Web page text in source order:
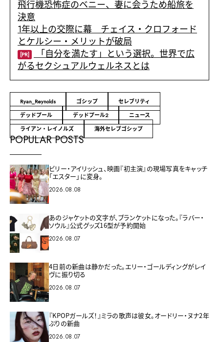
飛行機恐怖症のベニー、妻に会うため船旅を
決意
1年以上の交際に幕 チェイス・クロフォード
とケルシー・メリットが破局
[PR]
「自分を満たす」という選択。世界で広
がるセクシュアルウェルネスとは
Ryan_Reynolds ゴシップ
セレブリティ
デッドプール
デッドプール2
ニュース
ライアン・レイノルズ
海外セレブゴシップ
POPULAR POSTS
ビリー・アイリッシュ、映画『初主演』の現場写真をキャッチ
「エスター」に変身。
2026.08.08
あのジャケットの文字が、ブランケットになった。『ラバー・
ソウル』公式グッズ16型が予約開始
2026.08.07
4日前の新曲は静かだった。エリー・ゴールディングがレイ
ヴに振り切る
2026.08.07
『KPOPガールズ！』ミラの歌声は彼女。オードリー・ヌナ2年
ぶりの新曲
2026.08.07